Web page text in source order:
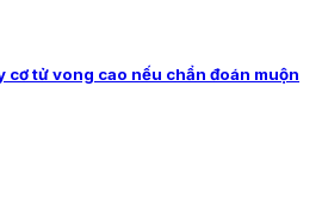
cơ tử vong cao nếu chẩn đoán muộn